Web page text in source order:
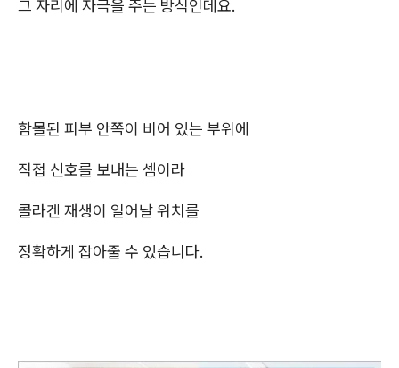
그 자리에 자극을 주는 방식인데요.
함몰된 피부 안쪽이 비어 있는 부위에
직접 신호를 보내는 셈이라
콜라겐 재생이 일어날 위치를
정확하게 잡아줄 수 있습니다.